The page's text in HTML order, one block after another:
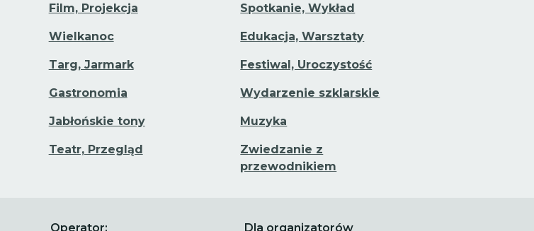
Film, Projekcja Spotkanie, Wykład
Wielkanoc Edukacja, Warsztaty
Targ, Jarmark Festiwal, Uroczystość
Gastronomia Wydarzenie szklarskie
Jabłońskie tony Muzyka
Teatr, Przegląd
Zwiedzanie z
przewodnikiem
Operator: Dla organizatorów